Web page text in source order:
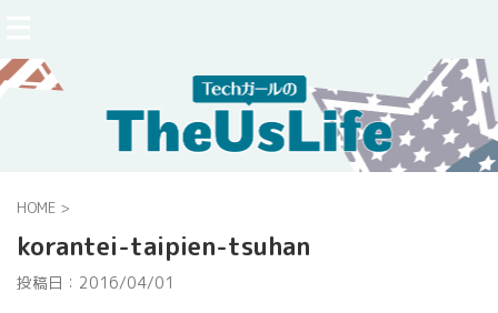
HOME >
korantei-taipien-tsuhan
投稿日： 2016/04/01